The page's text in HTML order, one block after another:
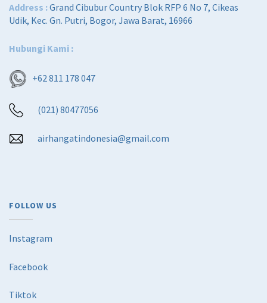
Address :Grand Cibubur Country Blok RFP 6 No 7, Cikeas
Udik, Kec. Gn. Putri, Bogor, Jawa Barat, 16966
Hubungi Kami :
+62 811 178 047
(021) 80477056
airhangatindonesia@gmail.com
FOLLOW US
Instagram
Facebook
Tiktok